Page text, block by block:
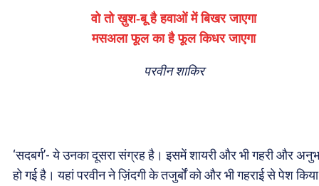
वो तो ख़ुश-बू है हवाओं में बिखर जाएगा
मसअला फूल का है फूल किधर जाएगा
परवीन शाकिर
‘सदबर्ग’- ये उनका दूसरा संग्रह है। इसमें शायरी और भी गहरी और
हो गई है। यहां परवीन ने ज़िंदगी के तजुर्बों को और भी गहराई से पेश किया